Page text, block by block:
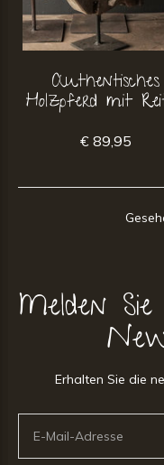
Authentisches
Holzpferd mit
€ 89,95
Melden
Erhalten Sie die